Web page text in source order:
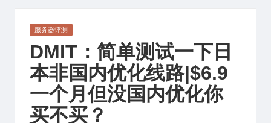
Posted
服务器评测
DMIT：简单测试一下日
本非国内优化线路|$6.9
一个月但没国内优化你
买不买？